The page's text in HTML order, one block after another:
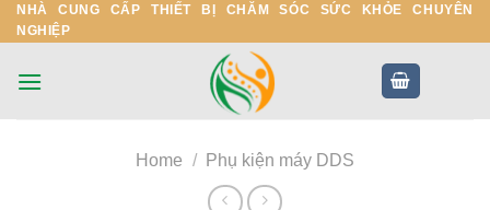
Skip
to
NHÀ CUNG CẤP THIẾT BỊ CHĂM SÓC SỨC KHỎE CHUYÊN
NGHIỆP
Home / Phụ kiện máy DDS